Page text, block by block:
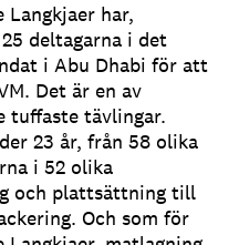
Langkjaer har,
deltagarna i det
i Abu Dhabi för att
Det är en av
tuffaste tävlingar.
23 år, från 58 olika
i 52 olika
och plattsättning till
Och som för